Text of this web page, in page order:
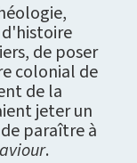
de poser
colonial de
de la
jeter un
paraître à
.